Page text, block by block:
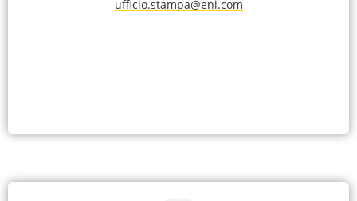
ufficio.stampa@eni.com